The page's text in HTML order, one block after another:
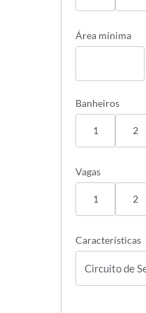
Área mínima
Banheiros
1 2
Vagas
1 2
Características